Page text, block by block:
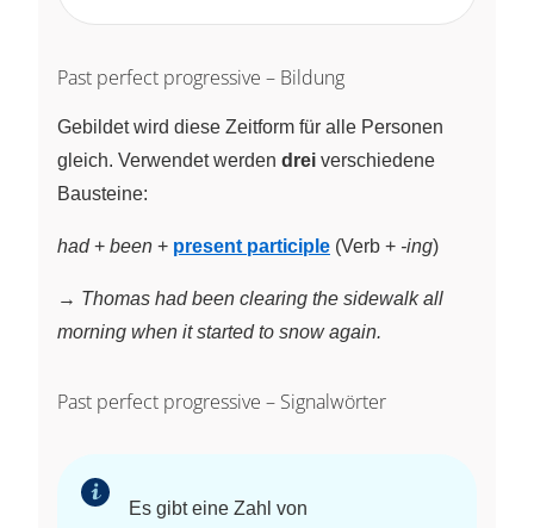
Past perfect progressive – Bildung
Gebildet wird diese Zeitform für alle Personen
gleich. Verwendet werden drei verschiedene
Bausteine:
had + been + present participle (Verb + -ing)
→ Thomas had been clearing the sidewalk all
morning when it started to snow again.
Past perfect progressive – Signalwörter
Es gibt eine Zahl von